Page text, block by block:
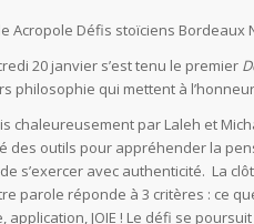
Acropole Défis stoïciens Bordeaux
20 janvier s’est tenu le premier
philosophie qui mettent à
chaleureusement par Laleh et
des outils pour appréhender la
s’exercer avec authenticité. La
parole réponde à 3 critères : ce
application, JOIE ! Le défi se